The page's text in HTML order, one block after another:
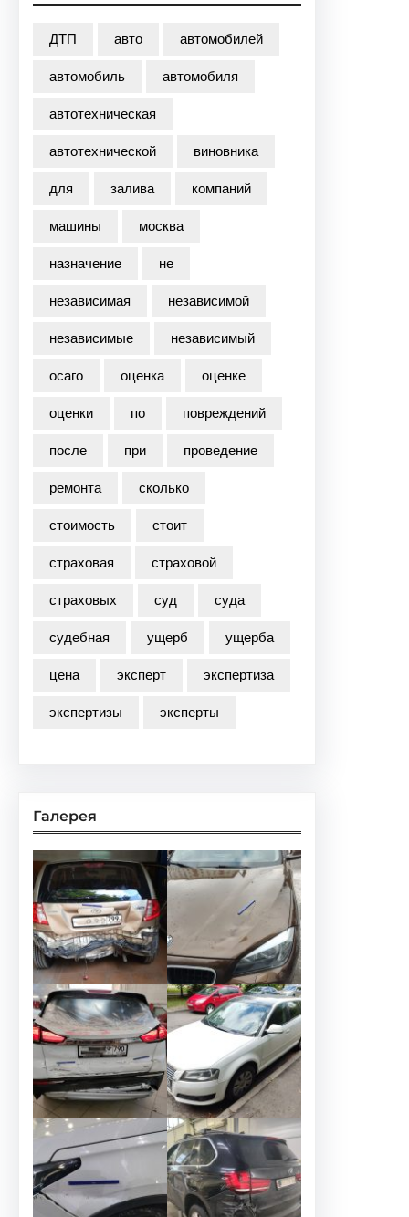
ДТП авто
автомобилей
автомобиль
автомобиля
автотехническая
автотехнической
виновника
для
залива
компаний
машины
москва
назначение
не
независимая
независимой
независимые
независимый
осаго
оценка
оценке
оценки
по
повреждений
после
при
проведение
ремонта
сколько
стоимость
стоит
страховая
страховой
страховых
суд
суда
судебная
ущерб
ущерба
цена
эксперт
экспертиза
экспертизы
эксперты
Галерея